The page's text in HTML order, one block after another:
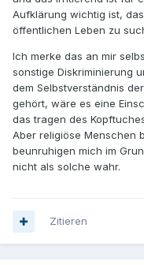
Aufklärung wichtig ist,
öffentlichen Leben zu
Ich merke das an mir
sonstige Diskriminierung
dem Selbstverständnis
gehört, wäre es eine
das tragen des
Aber religiöse Menschen
beunruhigen mich im
nicht als solche wahr.
Zitieren